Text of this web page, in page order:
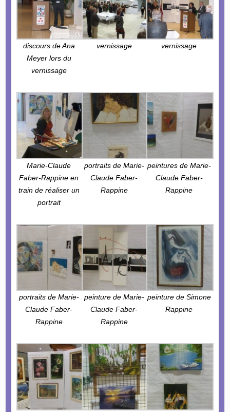
discours de Ana
Meyer lors du
vernissage
vernissage vernissage
Marie-Claude
Faber-Rappine en
train de réaliser un
portrait
portraits de Marie-
Claude Faber-
Rappine
peintures de Marie-
Claude Faber-
Rappine
portraits de Marie-
Claude Faber-
Rappine
peinture de Marie-
Claude Faber-
Rappine
peinture de Simone
Rappine